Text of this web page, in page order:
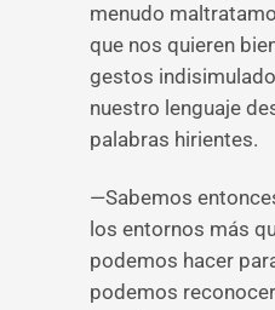
menudo
que nos quieren
gestos
nuestro lenguaje
palabras hirientes.
—Sabemos
los entornos más
podemos hacer
podemos